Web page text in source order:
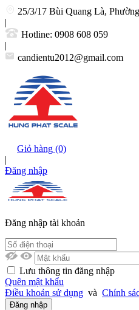
25/3/17 Bùi Quang Là,
|
Hotline: 0908 608 059
|
candientu2012@gmail.com
Giỏ hàng (0)
|
Đăng nhập
Đăng nhập tài khoản
Lưu thông tin đăng nhập
Quên mật khẩu
Điều khoản sử dụng và Chính
Đăng nhập